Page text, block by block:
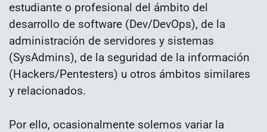
estudiante o profesional del ámbito del
desarrollo de software (Dev/DevOps), de la
administración de servidores y sistemas
(SysAdmins), de la seguridad de la información
(Hackers/Pentesters) u otros ámbitos similares
y relacionados.
Por ello, ocasionalmente solemos variar la